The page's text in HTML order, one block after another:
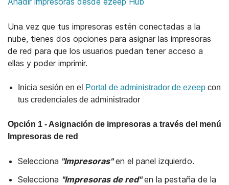
Una vez que tus impresoras estén conectadas a la
nube, tienes dos opciones para asignar las impresoras
de red para que los usuarios puedan tener acceso a
ellas y poder imprimir.
Inicia sesión en el Portal de administrador de ezeep con
tus credenciales de administrador
Opción 1 - Asignación de impresoras a través del menú
Impresoras de red
Selecciona "Impresoras"en el panel izquierdo.
Selecciona "Impresoras de red"en la pestaña de la